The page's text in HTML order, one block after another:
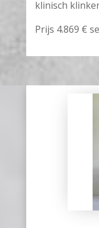
klinisch
Prijs 4.869 €